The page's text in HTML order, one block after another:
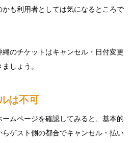
も利用者としては気になるところで
のチケットはキャンセル・日付変更
しょう。
は不可
ムページを確認してみると、基本的
ゲスト側の都合でキャンセル・払い